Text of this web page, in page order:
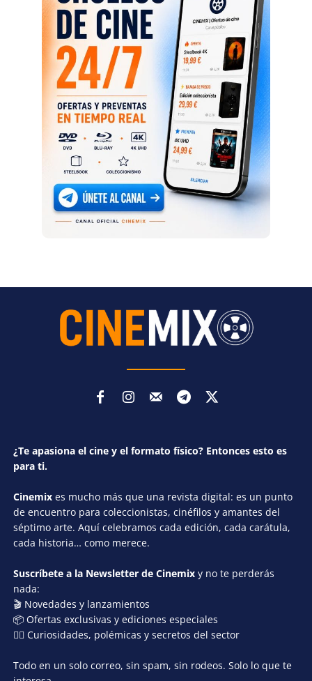
¿Te apasiona el cine y el formato físico? Entonces esto es
para ti.
Cinemix es mucho más que una revista digital: es un punto
de encuentro para coleccionistas, cinéfilos y amantes del
séptimo arte. Aquí celebramos cada edición, cada carátula,
cada historia… como merece.
Suscríbete a la Newsletter de Cinemix y no te perderás
nada:
🎬 Novedades y lanzamientos
📦 Ofertas exclusivas y ediciones especiales
🕵️‍♂️ Curiosidades, polémicas y secretos del sector
Todo en un solo correo, sin spam, sin rodeos. Solo lo que te